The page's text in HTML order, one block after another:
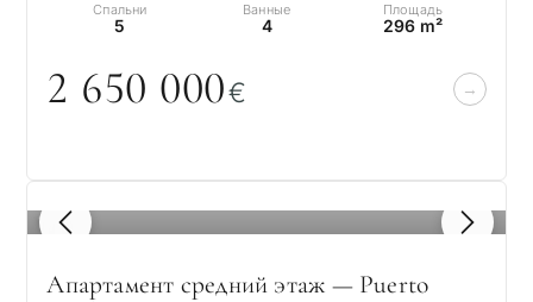
Спальни
5
Ванные
4
Площадь
296 m²
2 650 000€
1 / 8
Апартамент средний этаж — Puerto
Персональная
подборка
в Марбелье
Ответьте на несколько
объекты и решения под
Оставьте заявку — мы
30 минут